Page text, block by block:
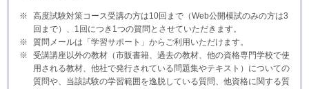
高度試験対策コース受講の方は10回まで（Web公開模試のみの方は3
回まで）、1回につき1つの質問とさせていただきます。
質問メールは「学習サポート」からご利用いただけます。
受講講座以外の教材（市販書籍、過去の教材、他の資格専門学校で使
用される教材、他社で発行されている問題集やテキスト）についての
質問や、当該試験の学習範囲を逸脱している質問、他資格に関する質